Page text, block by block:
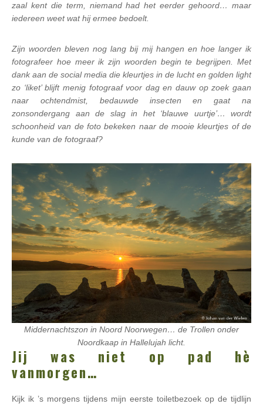
zaal kent die term, niemand had het eerder gehoord… maar
iedereen weet wat hij ermee bedoelt.
Zijn woorden bleven nog lang bij mij hangen en hoe langer ik
fotografeer hoe meer ik zijn woorden begin te begrijpen. Met
dank aan de social media die kleurtjes in de lucht en golden light
zo ‘liket’ blijft menig fotograaf voor dag en dauw op zoek gaan
naar ochtendmist, bedauwde insecten en gaat na
zonsondergang aan de slag in het ‘blauwe uurtje’… wordt
schoonheid van de foto bekeken naar de mooie kleurtjes of de
kunde van de fotograaf?
Middernachtszon in Noord Noorwegen… de Trollen onder
Noordkaap in Hallelujah licht.
Jij was niet op pad hè
vanmorgen…
Kijk ik ’s morgens tijdens mijn eerste toiletbezoek op de tijdlijn